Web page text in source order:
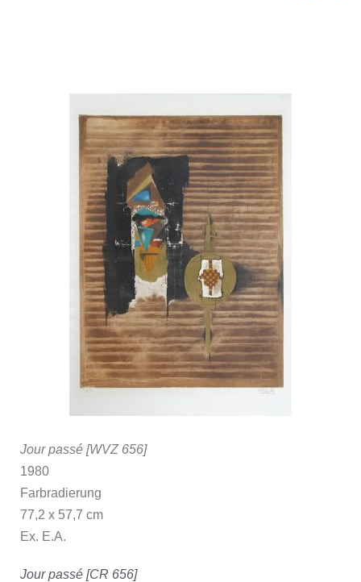
Jour passé [WVZ 656]
1980
Farbradierung
77,2 x 57,7 cm
Ex. E.A.
Jour passé [CR 656]